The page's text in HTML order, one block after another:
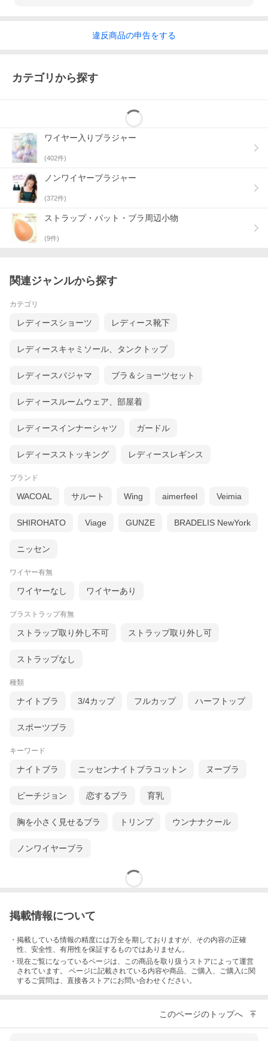
違反商品の申告をする
カテゴリから探す
ワイヤー入りブラジャー
(402件)
ノンワイヤーブラジャー
(372件)
ストラップ・パット・ブラ周辺小物
(9件)
関連ジャンルから探す
カテゴリ
レディースショーツ レディース靴下
レディースキャミソール、タンクトップ
レディースパジャマ ブラ＆ショーツセット
レディースルームウェア、部屋着
レディースインナーシャツ ガードル
レディースストッキング レディースレギンス
ブランド
WACOAL サルート Wing aimerfeel Veimia
SHIROHATO Viage GUNZE BRADELIS NewYork
ニッセン
ワイヤー有無
ワイヤーなし ワイヤーあり
ブラストラップ有無
ストラップ取り外し不可 ストラップ取り外し可
ストラップなし
種類
ナイトブラ 3/4カップ フルカップ ハーフトップ
スポーツブラ
キーワード
ナイトブラ ニッセンナイトブラコットン ヌーブラ
ピーチジョン 恋するブラ 育乳
胸を小さく見せるブラ トリンプ ウンナナクール
ノンワイヤーブラ
掲載情報について
・掲載している情報の精度には万全を期しておりますが、その内容の正確
性、安全性、有用性を保証するものではありません。
・現在ご覧になっているページは、この商品を取り扱うストアによって運営
されています。 ページに記載されている内容や商品、ご購入 、ご購入に関
するご質問は、直接各ストアにお問い合わせください。
このページのトップへ